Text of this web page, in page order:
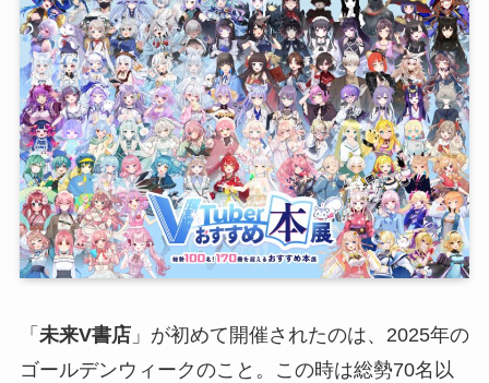
「 未来V書店」が初めて開催されたのは、2025年の
ゴールデンウィークのこと。この時は総勢70名以